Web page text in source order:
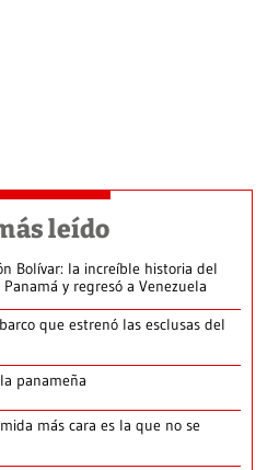
leído
Bolívar: la increíble historia del
y regresó a Venezuela
que estrenó las esclusas del
panameña
más cara es la que no se